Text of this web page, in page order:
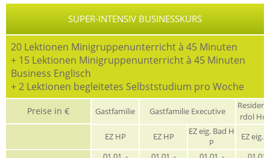
SUPER-INTENSIV BUSINESSKURS
20 Lektionen Minigruppenunterricht à 45 Minuten
+ 15 Lektionen Minigruppenunterricht à 45 Minuten
Business Englisch
+ 2 Lektionen begleitetes Selbststudium pro Woche
Preise in € Gastfamilie Gastfamilie Executive
rdol
EZ HP
EZ HP
EZ eig. Bad H
P
EZ eig.